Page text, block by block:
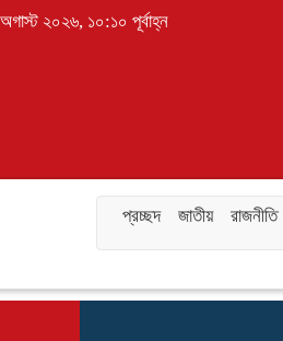
২০২৬, ১০:১০ পূর্বাহ্ন
প্রচ্ছদ জাতীয় রাজনীতি